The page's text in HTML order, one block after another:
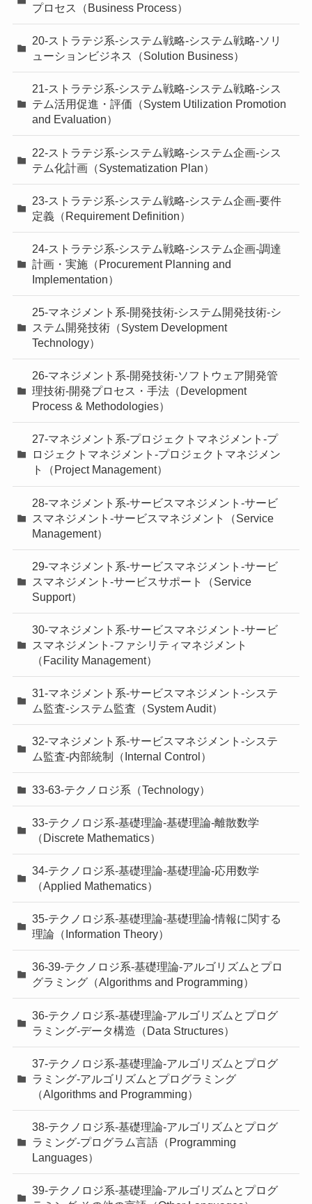
プロセス（Business Process）
20-ストラテジ系-システム戦略-システム戦略-ソリ
ューションビジネス（Solution Business）
21-ストラテジ系-システム戦略-システム戦略-シス
テム活用促進・評価（System Utilization Promotion
and Evaluation）
22-ストラテジ系-システム戦略-システム企画-シス
テム化計画（Systematization Plan）
23-ストラテジ系-システム戦略-システム企画-要件
定義（Requirement Definition）
24-ストラテジ系-システム戦略-システム企画-調達
計画・実施（Procurement Planning and
Implementation）
25-マネジメント系-開発技術-システム開発技術-シ
ステム開発技術（System Development
Technology）
26-マネジメント系-開発技術-ソフトウェア開発管
理技術-開発プロセス・手法（Development
Process & Methodologies）
27-マネジメント系-プロジェクトマネジメント-プ
ロジェクトマネジメント-プロジェクトマネジメン
ト（Project Management）
28-マネジメント系-サービスマネジメント-サービ
スマネジメント-サービスマネジメント（Service
Management）
29-マネジメント系-サービスマネジメント-サービ
スマネジメント-サービスサポート（Service
Support）
30-マネジメント系-サービスマネジメント-サービ
スマネジメント-ファシリティマネジメント
（Facility Management）
31-マネジメント系-サービスマネジメント-システ
ム監査-システム監査（System Audit）
32-マネジメント系-サービスマネジメント-システ
ム監査-内部統制（Internal Control）
33-63-テクノロジ系（Technology）
33-テクノロジ系-基礎理論-基礎理論-離散数学
（Discrete Mathematics）
34-テクノロジ系-基礎理論-基礎理論-応用数学
（Applied Mathematics）
35-テクノロジ系-基礎理論-基礎理論-情報に関する
理論（Information Theory）
36-39-テクノロジ系-基礎理論-アルゴリズムとプロ
グラミング（Algorithms and Programming）
36-テクノロジ系-基礎理論-アルゴリズムとプログ
ラミング-データ構造（Data Structures）
37-テクノロジ系-基礎理論-アルゴリズムとプログ
ラミング-アルゴリズムとプログラミング
（Algorithms and Programming）
38-テクノロジ系-基礎理論-アルゴリズムとプログ
ラミング-プログラム言語（Programming
Languages）
39-テクノロジ系-基礎理論-アルゴリズムとプログ